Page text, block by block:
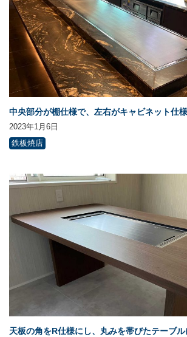
中央部分が棚仕様で、左右がキャビネット仕様
2023年1月6日
鉄板焼店
天板の角をR仕様にし、丸みを帯びたテーブル